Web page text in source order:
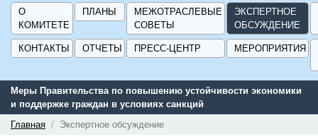
О
КОМИТЕТЕ
ПЛАНЫ
МЕЖОТРАСЛЕВЫЕ
СОВЕТЫ
ЭКСПЕРТНОЕ
ОБСУЖДЕНИЕ
КОНТАКТЫ ОТЧЕТЫ ПРЕСС-ЦЕНТР МЕРОПРИЯТИЯ
Меры Правительства по повышению устойчивости экономики
и поддержке граждан в условиях санкций
Главная
Экспертное обсуждение